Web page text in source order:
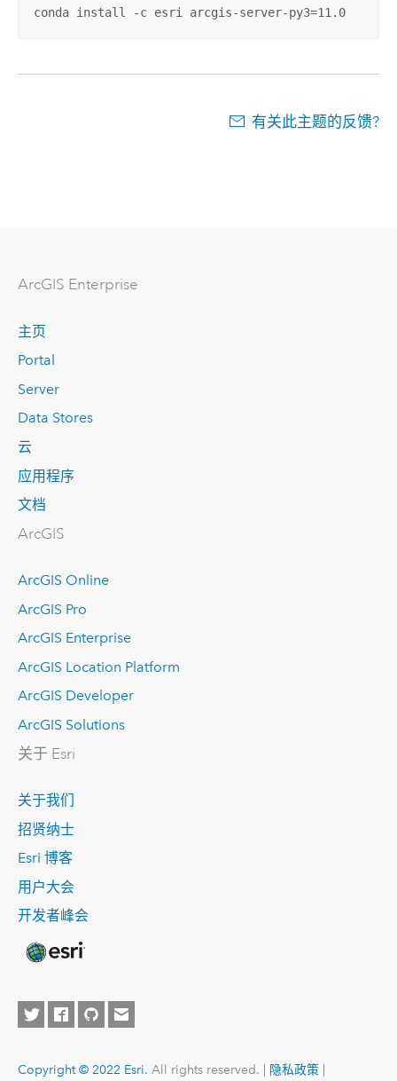
conda install -c esri arcgis-server-py3=11.0
有关此主题的反馈?
ArcGIS Enterprise
主页
Portal
Server
Data Stores
云
应用程序
文档
ArcGIS
ArcGIS Online
ArcGIS Pro
ArcGIS Enterprise
ArcGIS Location Platform
ArcGIS Developer
ArcGIS Solutions
关于 Esri
关于我们
招贤纳士
Esri 博客
用户大会
开发者峰会
Copyright © 2022 Esri. All rights reserved. | 隐私政策